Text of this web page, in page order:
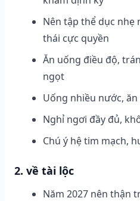
Nên tập thể dục nhẹ
thái cực quyền
Ăn uống điều độ,
ngọt
Uống nhiều nước,
Nghỉ ngơi đầy đủ,
Chú ý hệ tim mạch,
2. về tài lộc
Năm 2027 nên thận